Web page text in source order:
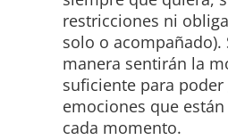
restricciones ni
solo o acompañado).
manera sentirán la
suficiente para
emociones que
cada momento.